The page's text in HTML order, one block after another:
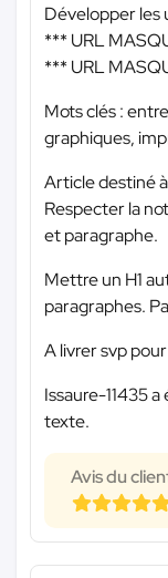
Développer les
*** URL
*** URL
Mots clés :
graphiques,
Article destiné
Respecter la
et paragraphe.
Mettre un H1
paragraphes.
A livrer svp
Issaure-11435
texte.
Avis du